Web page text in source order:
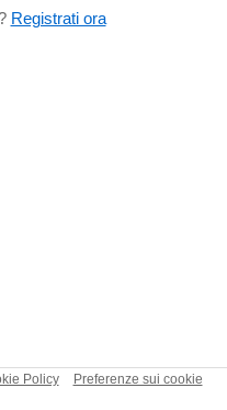
Registrati ora
Policy
Preferenze sui cookie